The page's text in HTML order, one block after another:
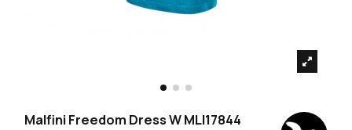
Malfini Freedom Dress W MLI17844